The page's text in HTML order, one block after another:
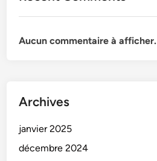
Aucun commentaire à afficher.
Archives
janvier 2025
décembre 2024